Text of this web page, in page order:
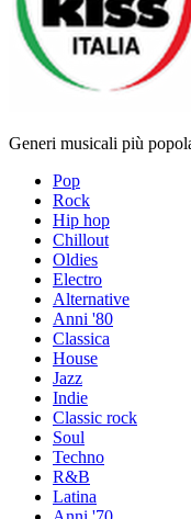
Generi musicali più
Pop
Rock
Hip hop
Chillout
Oldies
Electro
Alternative
Anni '80
Classica
House
Jazz
Indie
Classic rock
Soul
Techno
R&B
Latina